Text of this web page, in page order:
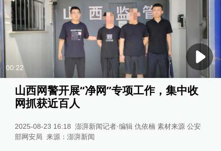
00:22
山西网警开展“净网”专项工作，集中收
网抓获近百人
2025-08-23 16:18 澎湃新闻记者·编辑 仇依楠 素材来源 公安
部网安局 来源： 澎湃新闻